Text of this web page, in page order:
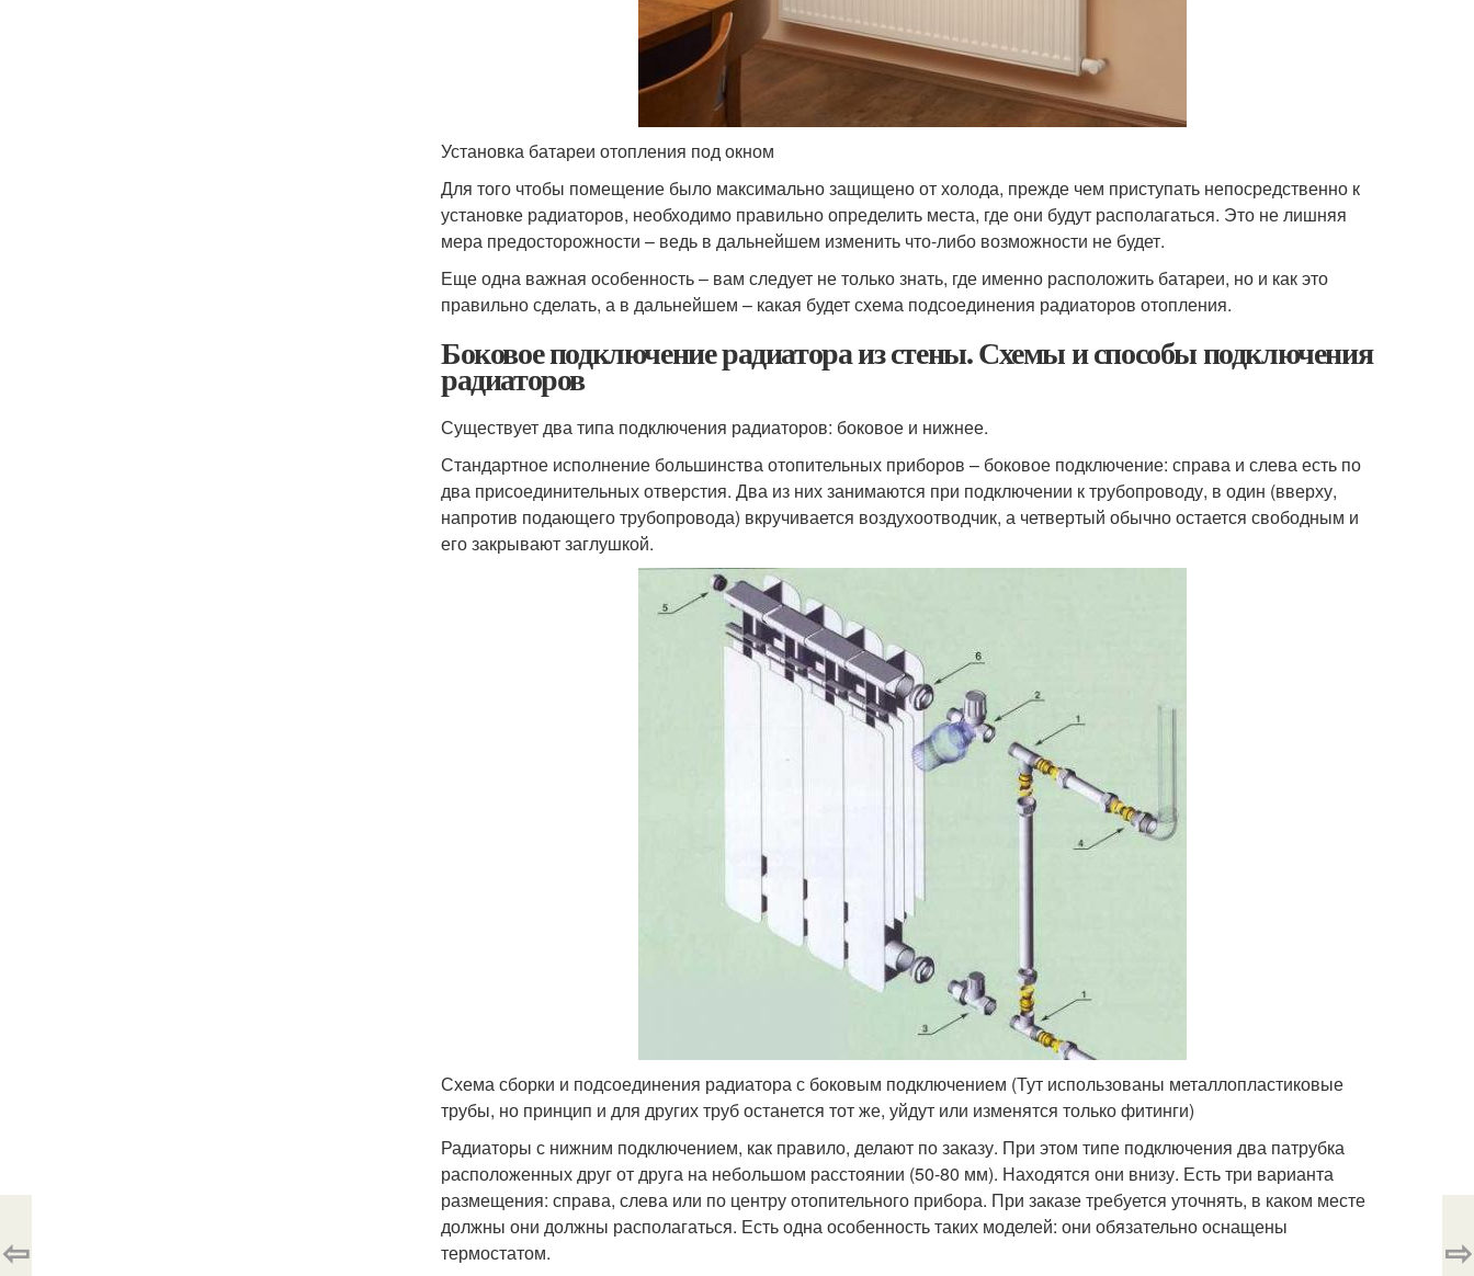
Установка батареи отопления под окном
Для того чтобы помещение было максимально защищено от холода, прежде чем приступать непосредственно к
установке радиаторов, необходимо правильно определить места, где они будут располагаться. Это не лишняя
мера предосторожности – ведь в дальнейшем изменить что-либо возможности не будет.
Еще одна важная особенность – вам следует не только знать, где именно расположить батареи, но и как это
правильно сделать, а в дальнейшем – какая будет схема подсоединения радиаторов отопления.
Боковое подключение радиатора из стены. Схемы и способы подключения
радиаторов
Существует два типа подключения радиаторов: боковое и нижнее.
Стандартное исполнение большинства отопительных приборов – боковое подключение: справа и слева есть по
два присоединительных отверстия. Два из них занимаются при подключении к трубопроводу, в один (вверху,
напротив подающего трубопровода) вкручивается воздухоотводчик, а четвертый обычно остается свободным и
его закрывают заглушкой.
Схема сборки и подсоединения радиатора с боковым подключением (Тут использованы металлопластиковые
трубы, но принцип и для других труб останется тот же, уйдут или изменятся только фитинги)
Радиаторы с нижним подключением, как правило, делают по заказу. При этом типе подключения два патрубка
расположенных друг от друга на небольшом расстоянии (50-80 мм). Находятся они внизу. Есть три варианта
размещения: справа, слева или по центру отопительного прибора. При заказе требуется уточнять, в каком месте
должны они должны располагаться. Есть одна особенность таких моделей: они обязательно оснащены
термостатом.
⇦ ⇨